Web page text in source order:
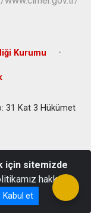
Kurumu
31 Kat 3 Hükümet
için sitemizde
hakkında
Kabul et